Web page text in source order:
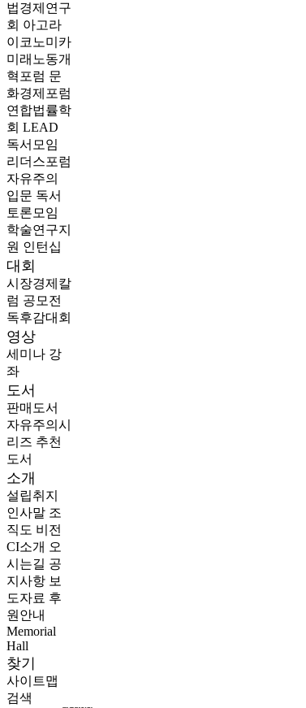
법경제연구
회 아고라
이코노미카
미래노동개
혁포럼 문
화경제포럼
연합법률학
회 LEAD
독서모임
리더스포럼
자유주의
입문 독서
토론모임
학술연구지
원 인턴십
대회
시장경제칼
럼 공모전
독후감대회
영상
세미나 강
좌
도서
판매도서
자유주의시
리즈 추천
도서
소개
설립취지
인사말 조
직도 비전
CI소개 오
시는길 공
지사항 보
도자료 후
원안내
Memorial
Hall
찾기
사이트맵
검색